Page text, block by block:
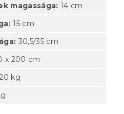
magassága: 14 cm
15 cm
30,5/35 cm
x 200 cm
kg